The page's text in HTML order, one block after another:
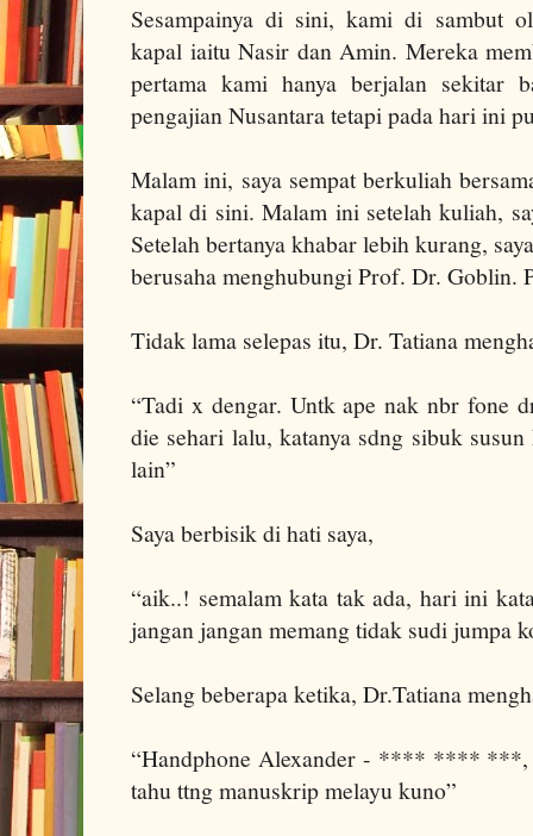
Sesampainya di sini, kami di sambut
kapal iaitu Nasir dan Amin. Mereka
pertama kami hanya berjalan sekitar
pengajian Nusantara tetapi pada hari ini
Malam ini, saya sempat berkuliah
kapal di sini. Malam ini setelah kuliah,
Setelah bertanya khabar lebih kurang,
berusaha menghubungi Prof. Dr. Goblin.
Tidak lama selepas itu, Dr. Tatiana
“Tadi x dengar. Untk ape nak nbr fone
die sehari lalu, katanya sdng sibuk
lain”
Saya berbisik di hati saya,
“aik..! semalam kata tak ada, hari ini
jangan jangan memang tidak sudi jumpa
Selang beberapa ketika, Dr.Tatiana
“Handphone Alexander - **** **** ***,
tahu ttng manuskrip melayu kuno”